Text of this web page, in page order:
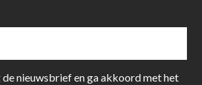
nieuwsbrief en ga akkoord met het